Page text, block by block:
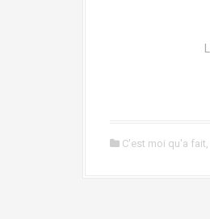
C'est moi qu'a fait,